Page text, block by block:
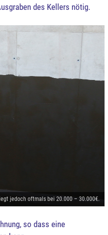
des Kellers nötig.
jedoch oftmals bei 20.000 – 30.000€.
so dass eine